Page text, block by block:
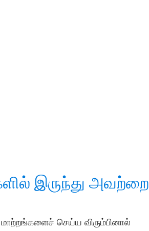
இருந்து அவற்றை
செய்ய விரும்பினால்